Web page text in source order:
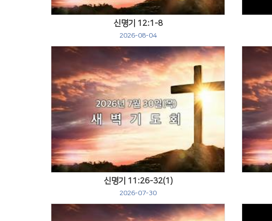
신명기 12:1-8
2026-08-04
Views
신명기 11:26-32(1)
2026-07-30